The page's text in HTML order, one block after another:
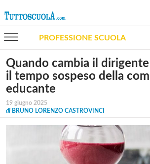
PROFESSIONE SCUOLA
Quando cambia il
il tempo sospeso della
educante
19 giugno 2025
di BRUNO LORENZO CASTROVINCI